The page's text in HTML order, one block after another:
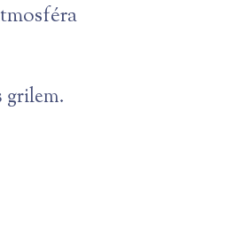
grilem.